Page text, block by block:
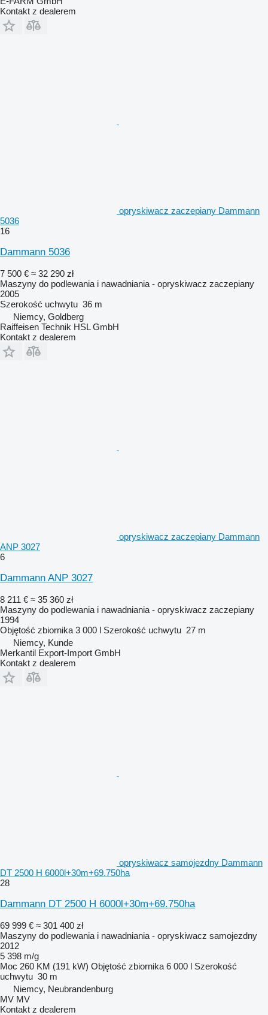
Kontakt z dealerem
opryskiwacz zaczepiany Dammann
5036
16
Dammann 5036
7 500 € ≈ 32 290 zł
Maszyny do podlewania i nawadniania - opryskiwacz zaczepiany
2005
Szerokość uchwytu 36 m
Niemcy, Goldberg
Raiffeisen Technik HSL GmbH
Kontakt z dealerem
opryskiwacz zaczepiany Dammann
ANP 3027
6
Dammann ANP 3027
8 211 € ≈ 35 360 zł
Maszyny do podlewania i nawadniania - opryskiwacz zaczepiany
1994
Objętość zbiornika 3 000 l Szerokość uchwytu 27 m
Niemcy, Kunde
Merkantil Export-Import GmbH
Kontakt z dealerem
opryskiwacz samojezdny Dammann
DT 2500 H 6000l+30m+69.750ha
28
Dammann DT 2500 H 6000l+30m+69.750ha
69 999 € ≈ 301 400 zł
Maszyny do podlewania i nawadniania - opryskiwacz samojezdny
2012
5 398 m/g
Moc 260 KM (191 kW) Objętość zbiornika 6 000 l Szerokość
uchwytu 30 m
Niemcy, Neubrandenburg
MV MV
Kontakt z dealerem